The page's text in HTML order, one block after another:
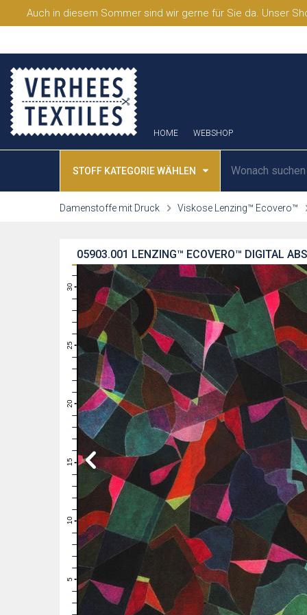
Auch in diesem Sommer sind wir gerne für Sie da. Unser
HOME WEBSHOP
STOFF KATEGORIE WÄHLEN
Damenstoffe mit Druck Viskose Lenzing™ Ecovero™
LENZING™ ECOVERO™ DIGITAL
05903.001
4
7
10
11
12
13
14
15
16
17
18
19
20
21
22
23
24
25
26
27
28
29
30